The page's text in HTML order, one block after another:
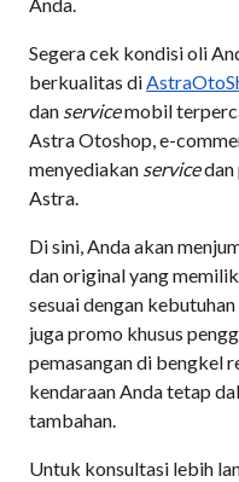
Segera cek kondisi oli
berkualitas di
dan servicemobil
Astra Otoshop, e-
menyediakan servicedan
Astra.
Di sini, Anda akan
dan original yang
sesuai dengan
juga promo khusus
pemasangan di bengkel
kendaraan Anda tetap
tambahan.
Untuk konsultasi lebih